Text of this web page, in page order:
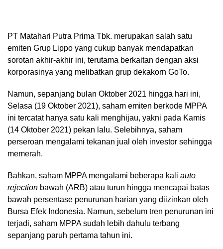
PT Matahari Putra Prima Tbk. merupakan salah satu
emiten Grup Lippo yang cukup banyak mendapatkan
sorotan akhir-akhir ini, terutama berkaitan dengan aksi
korporasinya yang melibatkan grup dekakorn GoTo.
Namun, sepanjang bulan Oktober 2021 hingga hari ini,
Selasa (19 Oktober 2021), saham emiten berkode MPPA
ini tercatat hanya satu kali menghijau, yakni pada Kamis
(14 Oktober 2021) pekan lalu. Selebihnya, saham
perseroan mengalami tekanan jual oleh investor sehingga
memerah.
Bahkan, saham MPPA mengalami beberapa kali auto
rejection bawah (ARB) atau turun hingga mencapai batas
bawah persentase penurunan harian yang diizinkan oleh
Bursa Efek Indonesia. Namun, sebelum tren penurunan ini
terjadi, saham MPPA sudah lebih dahulu terbang
sepanjang paruh pertama tahun ini.